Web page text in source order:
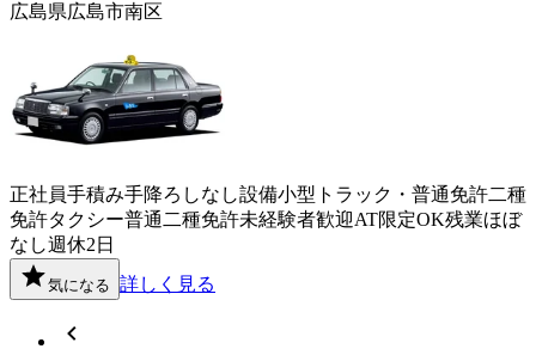
広島県広島市南区
正社員手積み手降ろしなし設備小型トラック・普通免許二種
免許タクシー普通二種免許未経験者歓迎AT限定OK残業ほぼ
なし週休2日
気になる 詳しく見る